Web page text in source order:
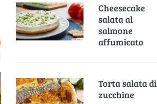
Cheesecake
salata al
salmone
affumicato
Torta salata di
zucchine